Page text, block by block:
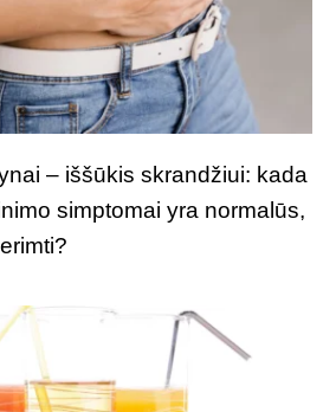
– iššūkis skrandžiui: kada
simptomai yra normalūs,